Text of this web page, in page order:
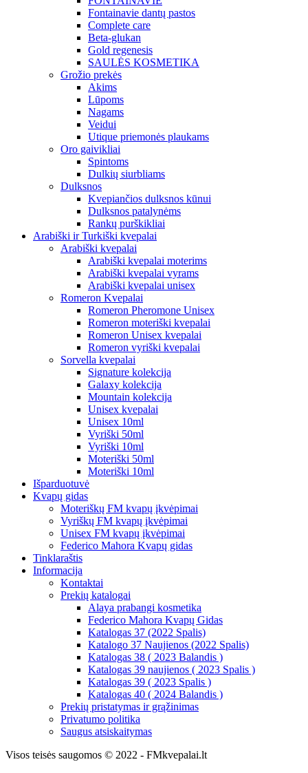
Fontainavie dantų pastos
Complete care
Beta-glukan
Gold regenesis
SAULĖS KOSMETIKA
Grožio prekės
Akims
Lūpoms
Nagams
Veidui
Utique priemonės plaukams
Oro gaivikliai
Spintoms
Dulkių siurbliams
Dulksnos
Kvepiančios dulksnos kūnui
Dulksnos patalynėms
Rankų purškikliai
Arabiški ir Turkiški kvepalai
Arabiški kvepalai
Arabiški kvepalai moterims
Arabiški kvepalai vyrams
Arabiški kvepalai unisex
Romeron Kvepalai
Romeron Pheromone Unisex
Romeron moteriški kvepalai
Romeron Unisex kvepalai
Romeron vyriški kvepalai
Sorvella kvepalai
Signature kolekcija
Galaxy kolekcija
Mountain kolekcija
Unisex kvepalai
Unisex 10ml
Vyriški 50ml
Vyriški 10ml
Moteriški 50ml
Moteriški 10ml
Išparduotuvė
Kvapų gidas
Moteriškų FM kvapų įkvėpimai
Vyriškų FM kvapų įkvėpimai
Unisex FM kvapų įkvėpimai
Federico Mahora Kvapų gidas
Tinklaraštis
Informacija
Kontaktai
Prekių katalogai
Alaya prabangi kosmetika
Federico Mahora Kvapų Gidas
Katalogas 37 (2022 Spalis)
Katalogo 37 Naujienos (2022 Spalis)
Katalogas 38 ( 2023 Balandis )
Katalogas 39 naujienos ( 2023 Spalis )
Katalogas 39 ( 2023 Spalis )
Katalogas 40 ( 2024 Balandis )
Prekių pristatymas ir grąžinimas
Privatumo politika
Saugus atsiskaitymas
Visos teisės saugomos © 2022 - FMkvepalai.lt